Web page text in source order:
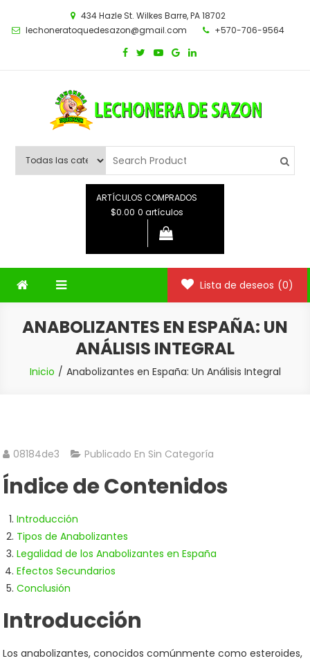
434 Hazle St. Wilkes Barre, PA 18702
lechoneratoquedesazon@gmail.com
+570-706-9564
ARTÍCULOS COMPRADOS
$0.00 0 artículos
Lista de deseos (0)
ANABOLIZANTES EN ESPAÑA: UN
ANÁLISIS INTEGRAL
Inicio Anabolizantes en España: Un Análisis Integral
08184de3 Publicado En Sin Categoría
Índice de Contenidos
Introducción
Tipos de Anabolizantes
Legalidad de los Anabolizantes en España
Efectos Secundarios
Conclusión
Introducción
Los anabolizantes, conocidos comúnmente como esteroides,